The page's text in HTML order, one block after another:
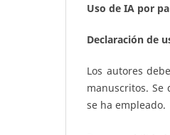
Uso de IA por
Declaración de
Los autores
manuscritos.
se ha empleado.